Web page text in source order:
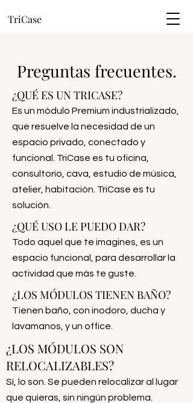
TriCase
Preguntas frecuentes.
¿QUÉ ES UN TRICASE?
Es un módulo Premium industrializado,
que resuelve la necesidad de un
espacio privado, conectado y
funcional. TriCase es tu oficina,
consultorio, cava, estudio de música,
atelier, habitación. TriCase es tu
solución.
¿QUÉ USO LE PUEDO DAR?
Todo aquel que te imagines, es un
espacio funcional, para desarrollar la
actividad que más te guste.
¿LOS MÓDULOS TIENEN BAÑO?
Tienen baño, con inodoro, ducha y
lavamanos, y un office.
¿LOS MÓDULOS SON
RELOCALIZABLES?
Sí, lo son. Se pueden relocalizar al lugar
que quieras, sin ningún problema.